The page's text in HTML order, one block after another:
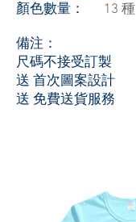
顏色數量：
13 種
備注：
尺碼不接受訂製
送 首次圖案設計
送 免費送貨服務